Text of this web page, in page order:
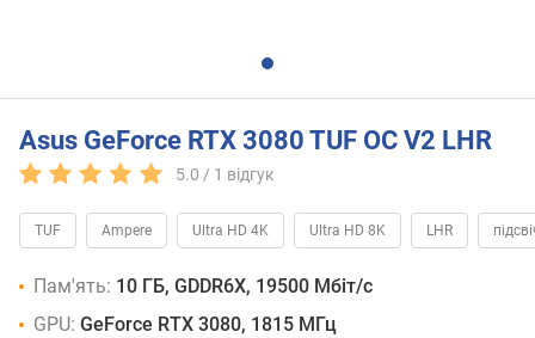
Asus GeForce RTX 3080 TUF OC V2 LHR
5.0 / 1 відгук
TUF Ampere Ultra HD 4K Ultra HD 8K LHR
Пам'ять: 10 ГБ, GDDR6X, 19500 Мбіт/с
GPU: GeForce RTX 3080, 1815 МГц